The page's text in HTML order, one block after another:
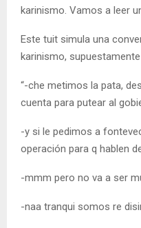
karinismo. Vamos a leer
Este tuit simula una
karinismo,
“-che metimos la pata,
cuenta para putear al
-y si le pedimos a
operación para q hablen
-mmm pero no va a ser
-naa tranqui somos re